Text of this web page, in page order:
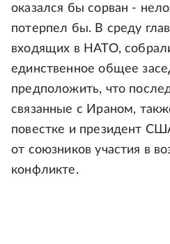
оказался бы сорван -
потерпел бы. В среду
входящих в НАТО,
единственное общее
предположить, что
связанные с Ираном,
повестке и президент
от союзников участия в
конфликте.